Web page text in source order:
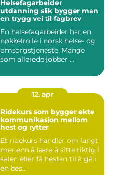
Helsefagarbeider
utdanning slik bygger man
en trygg vei til fagbrev
En helsefagarbeider har en
nøkkelrolle i norsk helse- og
omsorgstjeneste. Mange
som allerede jobber ...
12. apr
Ridekurs som bygger ekte
kommunikasjon mellom
hest og rytter
Et ridekurs handler om langt
mer enn å lære å sitte riktig i
salen eller få hesten til å gå i
en bes...